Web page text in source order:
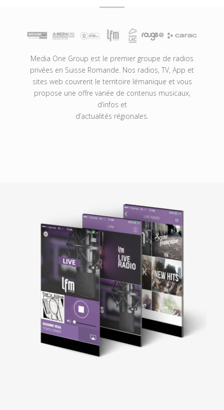
Media One Group est le premier groupe de radios
privées en Suisse Romande. Nos radios, TV, App et
sites web couvrent le territoire lémanique et vous
propose une offre variée de contenus musicaux,
d’infos et
d’actualités régionales.